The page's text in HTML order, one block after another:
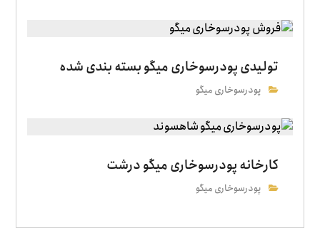
تولیدی پودرسوخاری میگو بسته بندی شده
پودرسوخاری میگو
کارخانه پودرسوخاری میگو درشت
پودرسوخاری میگو